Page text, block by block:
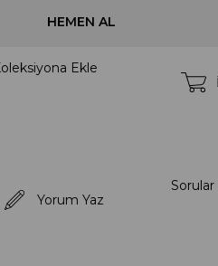
Ekle
Yorum Yaz